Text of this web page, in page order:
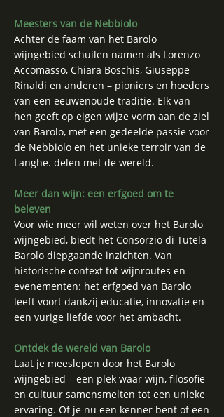
Meesters van de Nebbiolo
Achter de faam van het Barolo
wijngebied schuilen namen als Lorenzo
Accomasso, Chiara Boschis, Giuseppe
Rinaldi en anderen – pioniers en hoeders
van een eeuwenoude traditie. Elk van
hen geeft op eigen wijze vorm aan de ziel
van Barolo, met een gedeelde passie voor
de Nebbiolo en het unieke terroir van de
Langhe. delen met de wereld.
Meer dan wijn: een erfgoed om te
beleven
Voor wie meer wil weten over het Barolo
wijngebied, biedt het Consorzio di Tutela
Barolo diepgaande inzichten. Van
historische context tot wijnroutes en
evenementen: het erfgoed van Barolo
leeft voort dankzij educatie, innovatie en
een vurige liefde voor het ambacht.
Ontdek de wereld van Barolo
Laat je meeslepen door het Barolo
wijngebied – een plek waar wijn, filosofie
en cultuur samensmelten tot een unieke
ervaring. Of je nu een kenner bent of een